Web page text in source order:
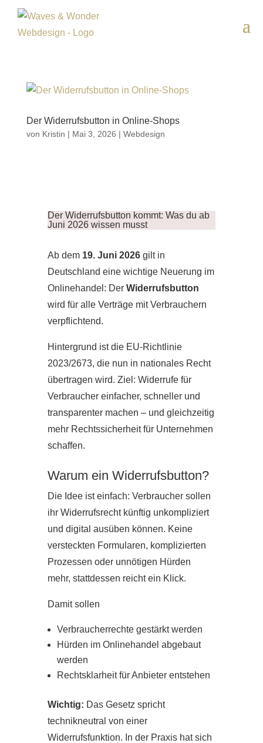
Der Widerrufsbutton in Online-Shops
von Kristin | Mai 3, 2026 | Webdesign
Der Widerrufsbutton kommt: Was du ab
Juni 2026 wissen musst
Ab dem 19. Juni 2026gilt in
Deutschland eine wichtige Neuerung im
Onlinehandel: Der Widerrufsbutton
wird für alle Verträge mit Verbrauchern
verpflichtend.
Hintergrund ist die EU-Richtlinie
2023/2673, die nun in nationales Recht
übertragen wird. Ziel: Widerrufe für
Verbraucher einfacher, schneller und
transparenter machen – und gleichzeitig
mehr Rechtssicherheit für Unternehmen
schaffen.
Warum ein Widerrufsbutton?
Die Idee ist einfach: Verbraucher sollen
ihr Widerrufsrecht künftig unkompliziert
und digital ausüben können. Keine
versteckten Formularen, komplizierten
Prozessen oder unnötigen Hürden
mehr, stattdessen reicht ein Klick.
Damit sollen
Verbraucherrechte gestärkt werden
Hürden im Onlinehandel abgebaut
werden
Rechtsklarheit für Anbieter entstehen
Wichtig: Das Gesetz spricht
technikneutral von einer
Widerrufsfunktion. In der Praxis hat sich